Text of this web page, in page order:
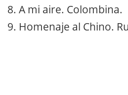
8. A mi aire. Colombina.
9. Homenaje al Chino.